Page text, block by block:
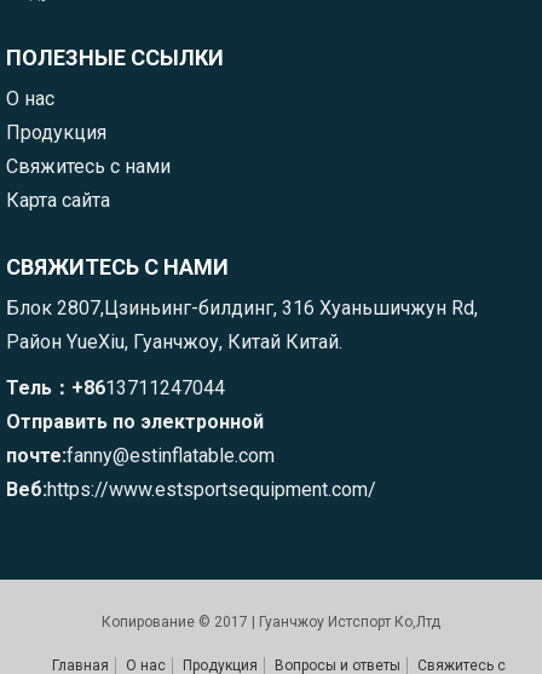
ПОЛЕЗНЫЕ ССЫЛКИ
О нас
Продукция
Свяжитесь с нами
Карта сайта
СВЯЖИТЕСЬ С НАМИ
Блок 2807,Цзиньинг-билдинг, 316 Хуаньшичжун Rd,
Район YueXiu, Гуанчжоу, Китай Китай.
Тель：+8613711247044
Отправить по электронной
почте:fanny@estinflatable.com
Веб:https://www.estsportsequipment.com/
Копирование © 2017 | Гуанчжоу Истспорт Ко,Лтд
Главная О нас Продукция Вопросы и ответы Свяжитесь с